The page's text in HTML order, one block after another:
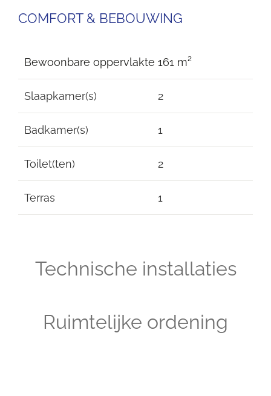
Technische installaties
Ruimtelijke ordening
COMFORT & BEBOUWING
Bewoonbare oppervlakte 161 m²
Slaapkamer(s) 2
Badkamer(s) 1
Toilet(ten) 2
Terras 1